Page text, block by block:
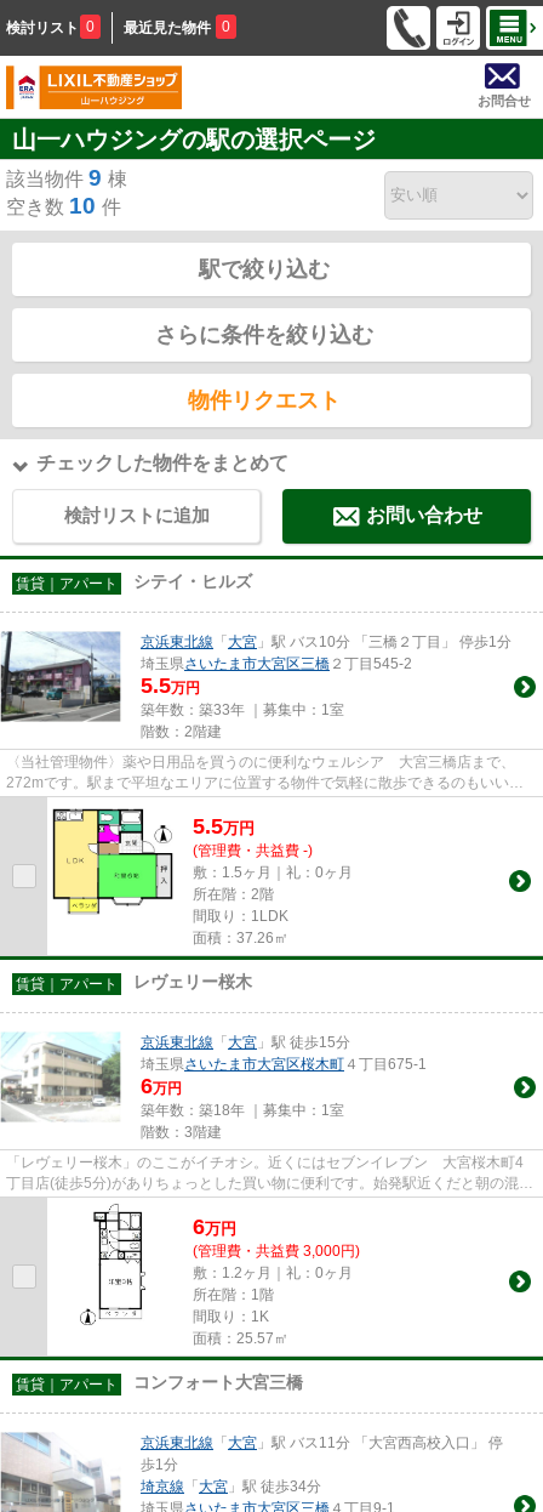
検討リスト 0 最近見た物件 0
お問合せ
山一ハウジングの駅の選択ページ
該当物件 9 棟
空き数 10 件
駅で絞り込む
さらに条件を絞り込む
物件リクエスト
チェックした物件をまとめて
検討リストに追加 お問い合わせ
賃貸｜アパート シテイ・ヒルズ
京浜東北線 「 大宮 」駅 バス10分 「三橋２丁目」 停歩1分
埼玉県さいたま市大宮区三橋 ２丁目545-2
5.5万円
築年数：築33年 ｜募集中： 1室
階数：2階建
〈当社管理物件〉薬や日用品を買うのに便利なウェルシア 大宮三橋店まで、
272mです。駅まで平坦なエリアに位置する物件で気軽に散歩できるのもいいで
5.5万円
(管理費・共益費 -)
敷：1.5ヶ月｜礼：0ヶ月
所在階：2階
間取り：1LDK
面積：37.26㎡
賃貸｜アパート レヴェリー桜木
京浜東北線 「 大宮 」駅 徒歩15分
埼玉県さいたま市大宮区桜木町 ４丁目675-1
6万円
築年数：築18年 ｜募集中： 1室
階数：3階建
「レヴェリー桜木」のここがイチオシ。近くにはセブンイレブン 大宮桜木町4
丁目店(徒歩5分)がありちょっとした買い物に便利です。始発駅近くだと朝の混雑
する時間でも電車に座りやす...
6万円
(管理費・共益費 3,000円)
敷：1.2ヶ月｜礼：0ヶ月
所在階：1階
間取り：1K
面積：25.57㎡
賃貸｜アパート コンフォート大宮三橋
京浜東北線 「 大宮 」駅 バス11分 「大宮西高校入口」 停
歩1分
埼京線 「 大宮 」駅 徒歩34分
埼玉県さいたま市大宮区三橋 ４丁目9-1